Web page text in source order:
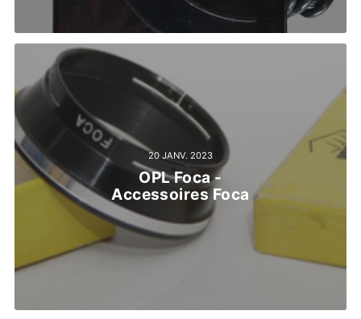
20 JANV. 2023
OPL Foca -
Accessoires Foca